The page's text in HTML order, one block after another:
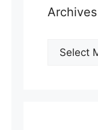
Archives
Archives